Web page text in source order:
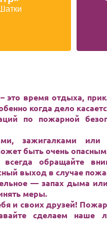
это время отдыха,
когда дело
по пожарной
зажигалками
быть очень
обращайте
выход в случае
— запах дыма
меры.
и своих друзей!
сделаем наше